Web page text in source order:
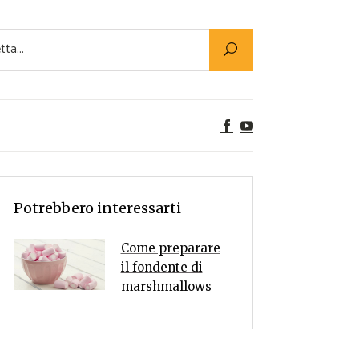
Utility
Alimenti
Rumors
Potrebbero interessarti
Come preparare
il fondente di
marshmallows